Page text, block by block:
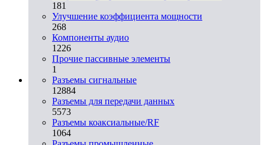
181
Улучшение коэффициента мощности
268
Компоненты аудио
1226
Прочие пассивные элементы
1
Разъeмы сигнальные
12884
Разъeмы для передачи данных
5573
Разъeмы коаксиальные/RF
1064